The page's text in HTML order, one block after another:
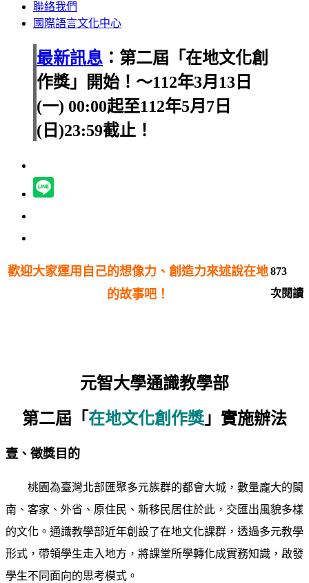
聯絡我們
國際語言文化中心
最新訊息 ：第二屆「在地文化創
作獎」開始！～112年3月13日
(一) 00:00起至112年5月7日
(日)23:59截止！
873
次閱讀
歡迎大家運用自己的想像力、創造力來述說在地
的故事吧！
元智大學通識教學部
第二屆「 在地文化創作獎 」實施辦法
壹、徵獎目的
桃園為臺灣北部匯聚多元族群的都會大城，數量龐⼤的閩
南、客家、外省、原住民、新移民居住於此，交匯出風貌多樣
的文化。通識教學部近年創設了在地文化課群，透過多元教學
形式，帶領學生走入地方，將課堂所學轉化成實務知識，啟發
學生不同面向的思考模式。